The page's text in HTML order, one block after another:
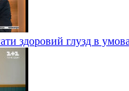
здоровий глузд в